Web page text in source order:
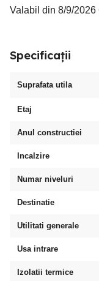
Valabil din 8/9/2026
Specificații
Suprafata utila
Etaj
Anul constructiei
Incalzire
Numar niveluri
Destinatie
Utilitati generale
Usa intrare
Izolatii termice